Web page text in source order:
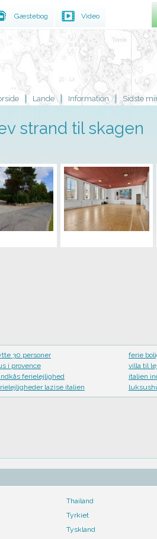
Lande Information Sidste
strand til skagen
30 personer
i provence
ferielejlighed
lazise italien
ferie
villa til
italien
Thailand
Tyrkiet
Tyskland
Gæstebog Video